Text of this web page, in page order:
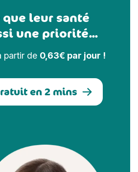
que leur santé
une priorité...
partir de 0,63€ par jour !
en 2 mins